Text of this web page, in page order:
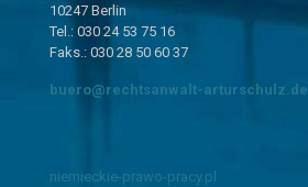
10247 Berlin
Tel.: 030 24 53 75 16
Faks.: 030 28 50 60 37
buero@rechtsanwalt-arturschulz.de
niemieckie-prawo-pracy.pl